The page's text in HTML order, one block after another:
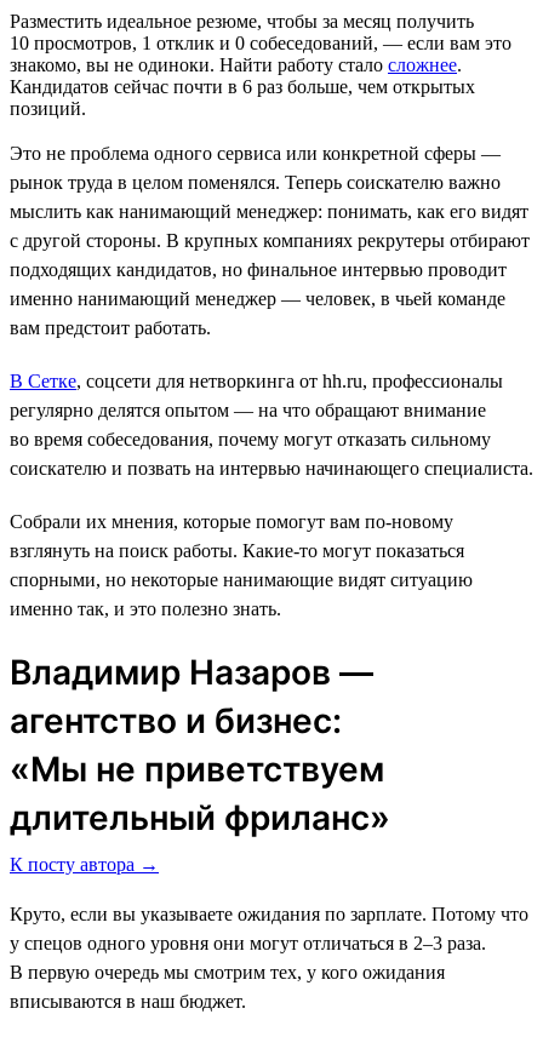
Разместить идеальное резюме, чтобы за месяц получить
10 просмотров, 1 отклик и 0 собеседований, ― если вам это
знакомо, вы не одиноки. Найти работу стало сложнее.
Кандидатов сейчас почти в 6 раз больше, чем открытых
позиций.
Это не проблема одного сервиса или конкретной сферы —
рынок труда в целом поменялся. Теперь соискателю важно
мыслить как нанимающий менеджер: понимать, как его видят
с другой стороны. В крупных компаниях рекрутеры отбирают
подходящих кандидатов, но финальное интервью проводит
именно нанимающий менеджер ― человек, в чьей команде
вам предстоит работать.
В Сетке, соцсети для нетворкинга от hh.ru, профессионалы
регулярно делятся опытом — на что обращают внимание
во время собеседования, почему могут отказать сильному
соискателю и позвать на интервью начинающего специалиста.
Собрали их мнения, которые помогут вам по-новому
взглянуть на поиск работы. Какие-то могут показаться
спорными, но некоторые нанимающие видят ситуацию
именно так, и это полезно знать.
Владимир Назаров —
агентство и бизнес:
«Мы не приветствуем
длительный фриланс»
К посту автора →
Круто, если вы указываете ожидания по зарплате. Потому что
у спецов одного уровня они могут отличаться в 2–3 раза.
В первую очередь мы смотрим тех, у кого ожидания
вписываются в наш бюджет.